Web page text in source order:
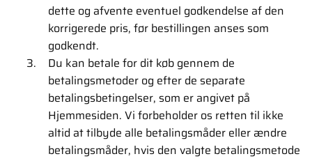
dette og afvente eventuel godkendelse af den
korrigerede pris, før bestillingen anses som
godkendt.
Du kan betale for dit køb gennem de
betalingsmetoder og efter de separate
betalingsbetingelser, som er angivet på
Hjemmesiden. Vi forbeholder os retten til ikke
altid at tilbyde alle betalingsmåder eller ændre
betalingsmåder, hvis den valgte betalingsmetode